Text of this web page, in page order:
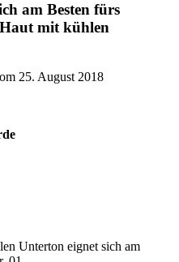
am Besten fürs
mit kühlen
25. August 2018
Unterton eignet sich am